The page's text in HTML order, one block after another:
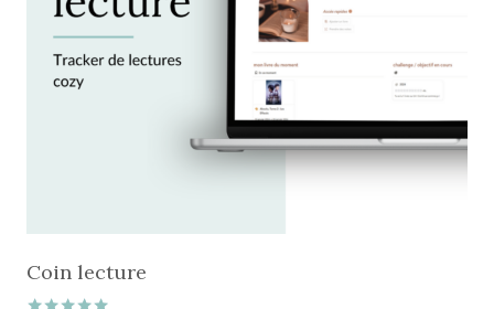
Coin lecture